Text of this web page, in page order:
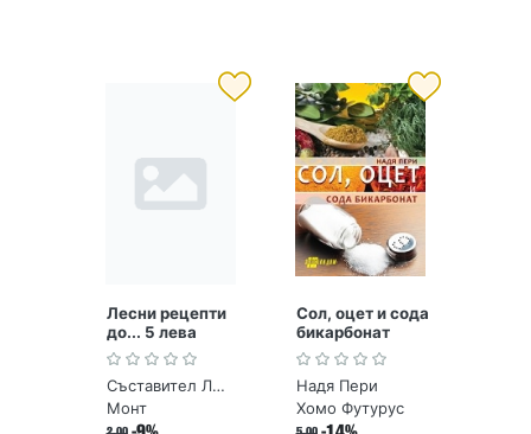
Лесни рецепти
до... 5 лева
Съставител Любомира Дузова
Монт
Сол, оцет и сода
бикарбонат
Надя Пери
Хомо Футурус